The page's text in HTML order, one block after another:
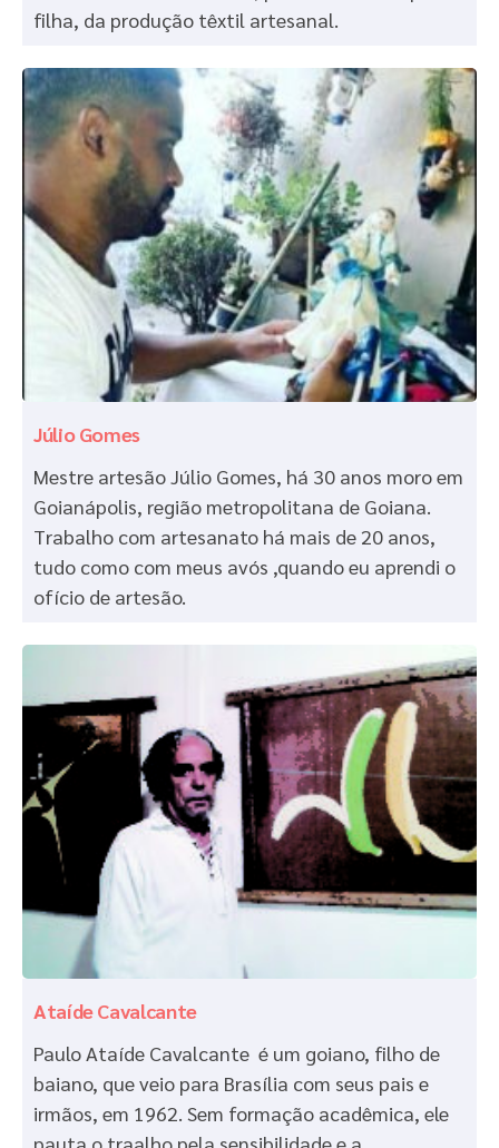
filha, da produção têxtil artesanal.
Júlio Gomes
Mestre artesão Júlio Gomes, há 30 anos moro em
Goianápolis, região metropolitana de Goiana.
Trabalho com artesanato há mais de 20 anos,
tudo como com meus avós ,quando eu aprendi o
ofício de artesão.
Ataíde Cavalcante
Paulo Ataíde Cavalcante é um goiano, filho de
baiano, que veio para Brasília com seus pais e
irmãos, em 1962. Sem formação acadêmica, ele